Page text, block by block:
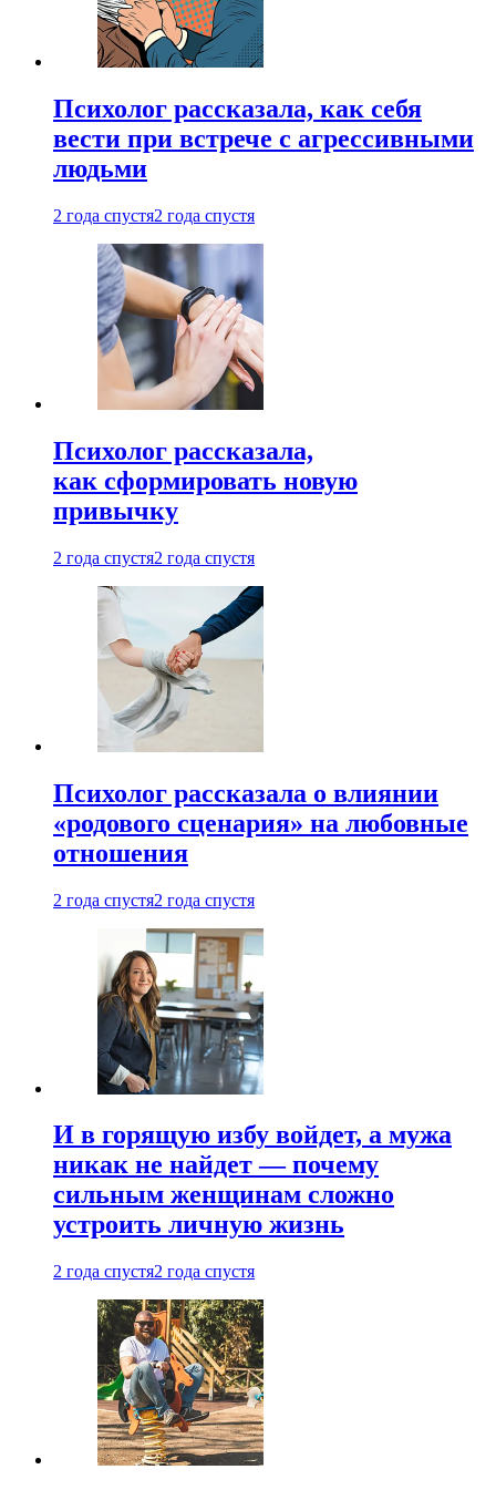
Психолог рассказала, как себя
вести при встрече с агрессивными
людьми
2 года спустя2 года спустя
Психолог рассказала,
как сформировать новую
привычку
2 года спустя2 года спустя
Психолог рассказала о влиянии
«родового сценария» на любовные
отношения
2 года спустя2 года спустя
И в горящую избу войдет, а мужа
никак не найдет — почему
сильным женщинам сложно
устроить личную жизнь
2 года спустя2 года спустя